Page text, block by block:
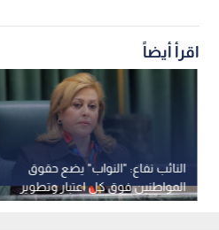
اقرأ أيضاً
النائب نفاع: "النواب" يضع حقوق
المواطنين فوق كل اعتبار وتطوير
البنية التحتية ركيزة للأمن القومي